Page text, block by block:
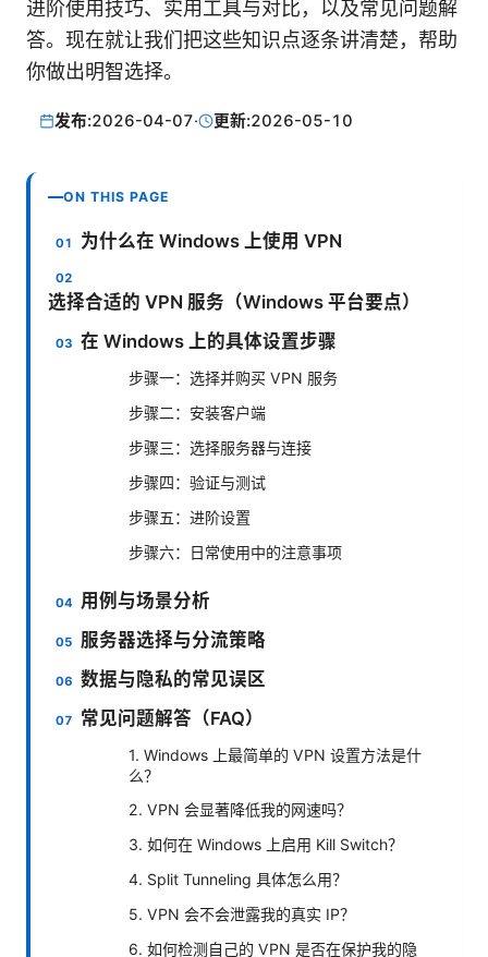
进阶使用技巧、实用工具与对比，以及常见问题解
答。现在就让我们把这些知识点逐条讲清楚，帮助
你做出明智选择。
发布:2026-04-07· 更新:2026-05-10
ON THIS PAGE
为什么在 Windows 上使用 VPN
选择合适的 VPN 服务（Windows 平台要点）
在 Windows 上的具体设置步骤
步骤一：选择并购买 VPN 服务
步骤二：安装客户端
步骤三：选择服务器与连接
步骤四：验证与测试
步骤五：进阶设置
步骤六：日常使用中的注意事项
用例与场景分析
服务器选择与分流策略
数据与隐私的常见误区
常见问题解答（FAQ）
1. Windows 上最简单的 VPN 设置方法是什
么？
2. VPN 会显著降低我的网速吗？
3. 如何在 Windows 上启用 Kill Switch？
4. Split Tunneling 具体怎么用？
5. VPN 会不会泄露我的真实 IP？
6. 如何检测自己的 VPN 是否在保护我的隐